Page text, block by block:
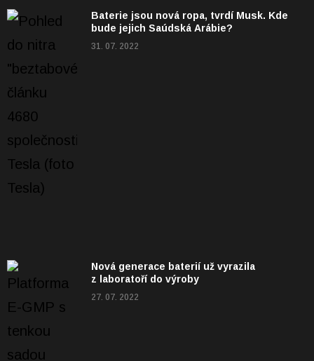
Baterie jsou nová ropa, tvrdí Musk. Kde
bude jejich Saúdská Arábie?
31. 07. 2022
Nová generace baterií už vyrazila
z laboratoří do výroby
27. 07. 2022